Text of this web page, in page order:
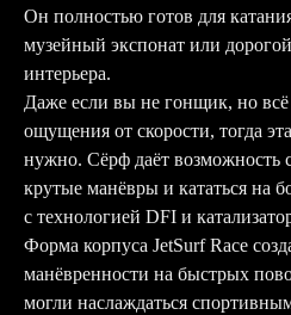
Он полностью готов для
музейный экспонат или
интерьера.
Даже если вы не гонщик, но
ощущения от скорости, тогда
нужно. Сёрф даёт возможность
крутые манёвры и кататься на
с технологией DFI и
Форма корпуса JetSurf Race
манёвренности на быстрых
могли наслаждаться